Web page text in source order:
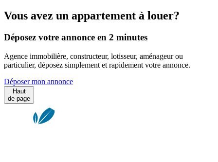
Vous avez un appartement à louer?
Déposez votre annonce en 2 minutes
Agence immobilière, constructeur, lotisseur, aménageur ou
particulier, déposez simplement et rapidement votre annonce.
Déposer mon annonce
Haut
de page